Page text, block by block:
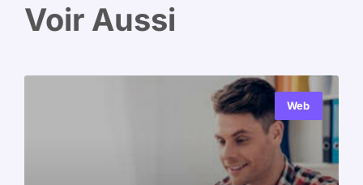
Voir Aussi
Web